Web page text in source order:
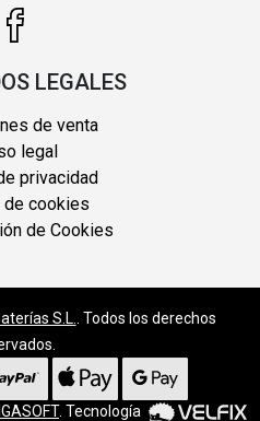
LEGALES
de venta
legal
privacidad
de cookies
de Cookies
S.L.
. Todos los derechos
. Tecnología